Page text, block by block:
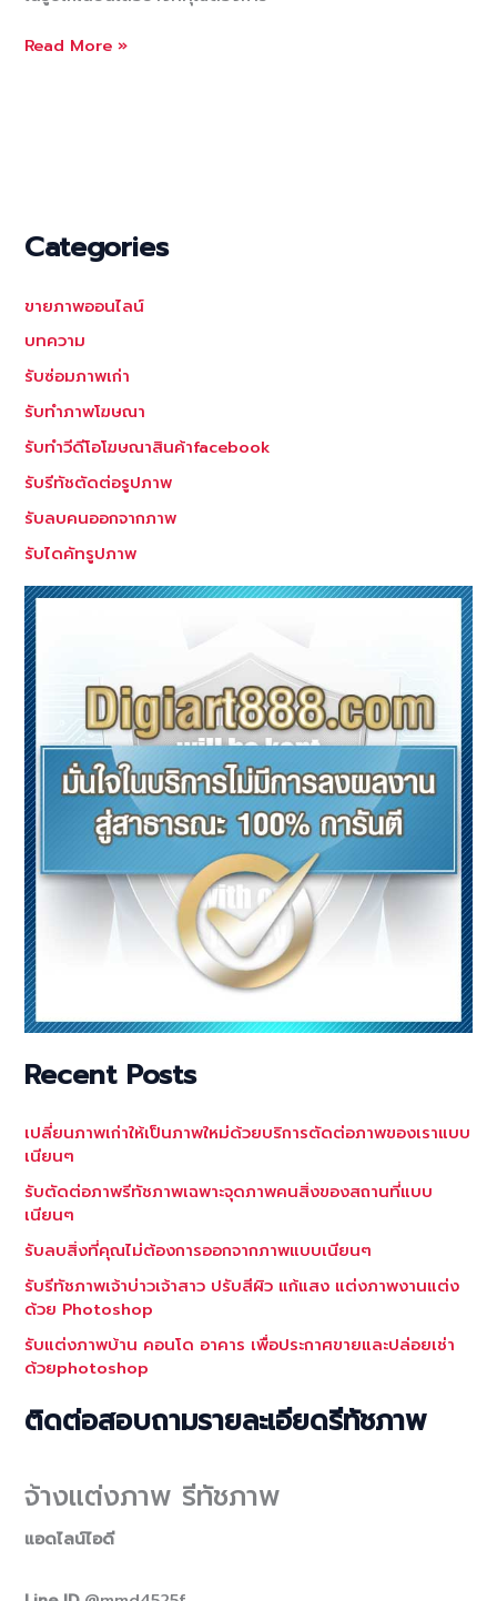
รับ
ทัช
ภาพ
ร่าง
คน
ให้
สวยงาม
แบบ
เนียนๆ
Read More »
Categories
ขายภาพออนไลน์
บทความ
รับซ่อมภาพเก่า
รับทำภาพโฆษณา
รับทำวีดีโอโฆษณาสินค้าfacebook
รับรีทัชตัดต่อรูปภาพ
รับลบคนออกจากภาพ
รับไดคัทรูปภาพ
Recent Posts
เปลี่ยนภาพเก่าให้เป็นภาพใหม่ด้วยบริการตัดต่อภาพของเราแบบ
เนียนๆ
รับตัดต่อภาพรีทัชภาพเฉพาะจุดภาพคนสิ่งของสถานที่แบบ
เนียนๆ
รับลบสิ่งที่คุณไม่ต้องการออกจากภาพแบบเนียนๆ
รับรีทัชภาพเจ้าบ่าวเจ้าสาว ปรับสีผิว แก้แสง แต่งภาพงานแต่ง
ด้วย Photoshop
รับแต่งภาพบ้าน คอนโด อาคาร เพื่อประกาศขายและปล่อยเช่า
ด้วยphotoshop
ติดต่อสอบถามรายละเอียดรีทัชภาพ
จ้างแต่งภาพ รีทัชภาพ
แอดไลน์ไอดี